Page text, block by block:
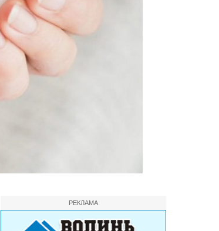
РЕКЛАМА